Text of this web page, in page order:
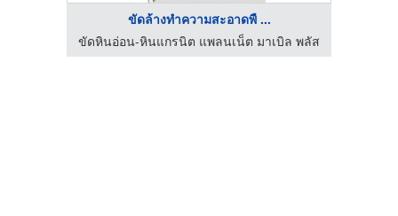
ขัดล้างทำความสะอาดพื ...
ขัดหินอ่อน-หินแกรนิต แพลนเน็ต มาเบิล พลัส